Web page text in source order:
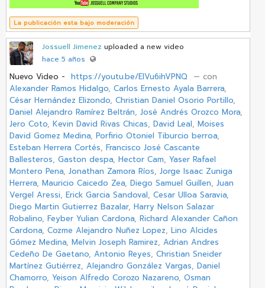
La publicación esta bajo moderación
Jossuell Jimenez uploaded a new video
hace 5 años
Nuevo Video - https://youtu.be/EIVu6ihVPNQ
‏ — con
Alexander Ramos Hidalgo, Carlos Ernesto Ayala Barrera,
César Hernández Elizondo, Christian Daniel Osorio Portillo,
Daniel Alejandro Ramírez Beltrán, José Andrés Orozco Mora,
Jero Coto, Kevin David Rivas Chicas, David Leal, Moises
David Gomez Medina, Porfirio Otoniel Tiburcio berroa,
Esteban Herrera Cortés, Francisco José Cascante
Ballesteros, Gaston despa, Hector Cam, Yaser Rafael
Montero Pena, Jonathan Zamora Ríos, Jorge Isaac Zuniga
Herrera, Mauricio Caicedo Zea, Diego Samuel Guillen, Juan
Vergel Aressi, Erick Garcia Sandoval, Cesar Ulloa Saravia,
Diego Martin Gutierrez Bazalar, Harry Nelson Salazar
Robalino, Feyber Yulian Cardona, Richard Alexander Cañon
Cardona, Cozme Alejandro Nuñez Lopez, Lino Alcides
Gómez Medina, Melvin Joseph Ramirez, Adrian Andres
Cedeño De Gaetano, Antonio Reyes, Christian Sneider
Martínez Gutiérrez, Alejandro González Vargas, Daniel
Chamorro, Yeison Alfredo Corozo Nazareno, Osman